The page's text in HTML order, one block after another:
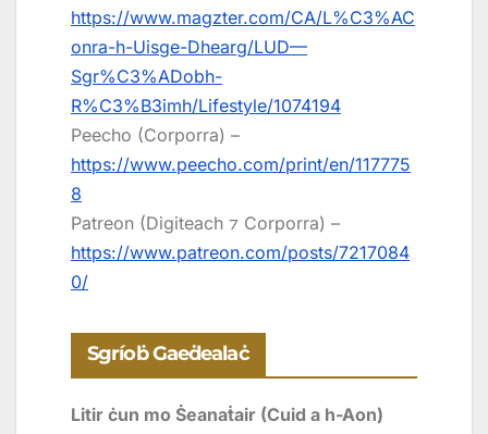
https://www.magzter.com/CA/L%C3%AC
onra-h-Uisge-Dhearg/LUD—
Sgr%C3%ADobh-
R%C3%B3imh/Lifestyle/1074194
Peecho (Corporra) –
https://www.peecho.com/print/en/117775
8
Patreon (Digiteach ⁊ Corporra) –
https://www.patreon.com/posts/7217084
0/
Sgríoḃ Gaeḋealaċ
Litir ċun mo Ṡeanaṫair (Cuid a h-Aon)